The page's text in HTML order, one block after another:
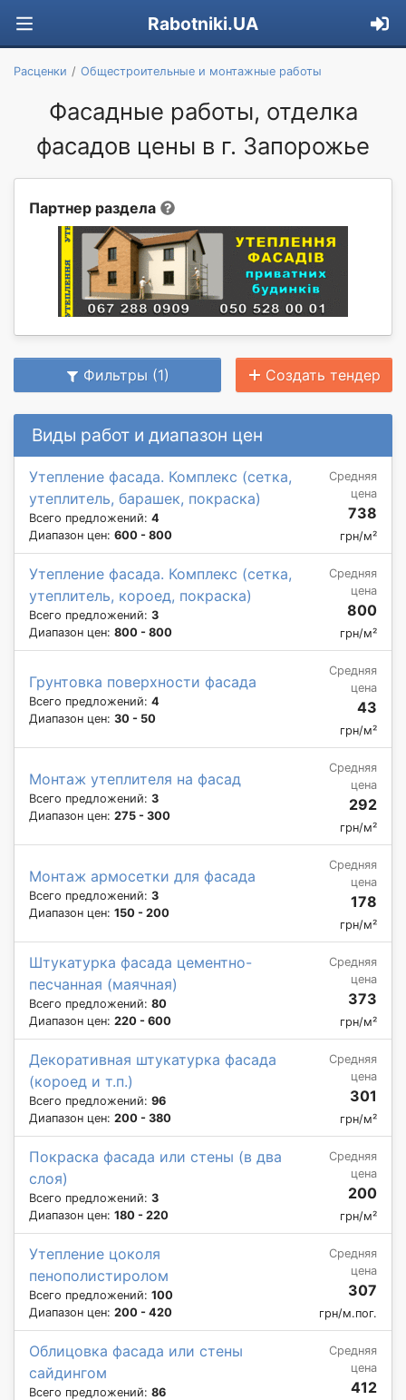
Rabotniki.UA
Расценки Общестроительные и монтажные работы
Фасадные работы, отделка
фасадов цены в г. Запорожье
Партнер раздела
Фильтры (1) Создать тендер
Виды работ и диапазон цен
Утепление фасада. Комплекс (сетка,
утеплитель, барашек, покраска)
Всего предложений: 4
Диапазон цен: 600 - 800
Средняя
цена
738
грн/м²
Утепление фасада. Комплекс (сетка,
утеплитель, короед, покраска)
Всего предложений: 3
Диапазон цен: 800 - 800
Средняя
цена
800
грн/м²
Грунтовка поверхности фасада
Всего предложений: 4
Диапазон цен: 30 - 50
Средняя
цена
43
грн/м²
Монтаж утеплителя на фасад
Всего предложений: 3
Диапазон цен: 275 - 300
Средняя
цена
292
грн/м²
Монтаж армосетки для фасада
Всего предложений: 3
Диапазон цен: 150 - 200
Средняя
цена
178
грн/м²
Штукатурка фасада цементно-
песчанная (маячная)
Всего предложений: 80
Диапазон цен: 220 - 600
Средняя
цена
373
грн/м²
Декоративная штукатурка фасада
(короед и т.п.)
Всего предложений: 96
Диапазон цен: 200 - 380
Средняя
цена
301
грн/м²
Покраска фасада или стены (в два
слоя)
Всего предложений: 3
Диапазон цен: 180 - 220
Средняя
цена
200
грн/м²
Утепление цоколя
пенополистиролом
Всего предложений: 100
Диапазон цен: 200 - 420
Средняя
цена
307
грн/м.пог.
Облицовка фасада или стены
сайдингом
Всего предложений: 86
Средняя
цена
412